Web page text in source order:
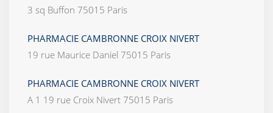
3 sq Buffon 75015 Paris
PHARMACIE CAMBRONNE CROIX NIVERT
19 rue Maurice Daniel 75015 Paris
PHARMACIE CAMBRONNE CROIX NIVERT
A 1 19 rue Croix Nivert 75015 Paris